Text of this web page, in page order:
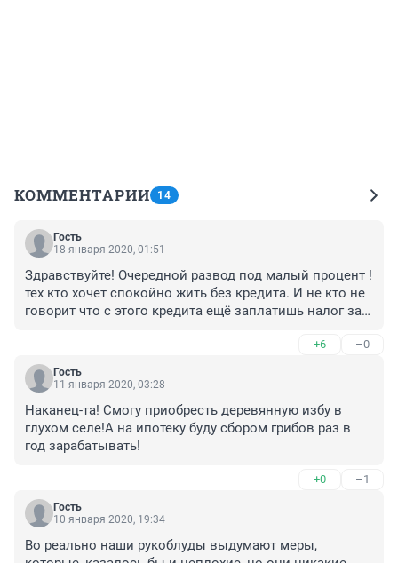
КОММЕНТАРИИ 14
Гость
18 января 2020, 01:51
Здравствуйте! Очередной развод под малый процент !
тех кто хочет спокойно жить без кредита. И не кто не
говорит что с этого кредита ещё заплатишь налог за
накатанной, Миньсельхоз через пол года откажется
от субсидирования и банк поднимет % ставку (это
оговорено в договоре). И удавка затянется руками
ходил под гнетом государства.
+6 –0
Гость
11 января 2020, 03:28
Наканец-та! Смогу приобресть деревянную избу в
глухом селе!А на ипотеку буду сбором грибов раз в
год зарабатывать!
+0 –1
Гость
10 января 2020, 19:34
Во реально наши рукоблуды выдумают меры,